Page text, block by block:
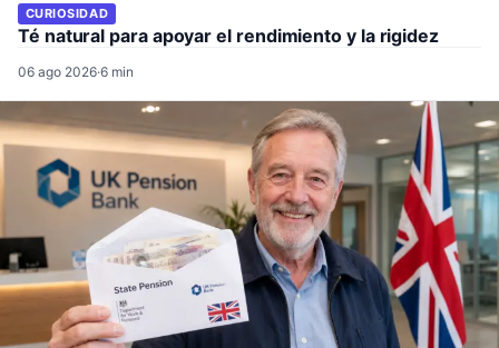
CURIOSIDAD
Té natural para apoyar el rendimiento y la rigidez
06 ago 2026·6 min